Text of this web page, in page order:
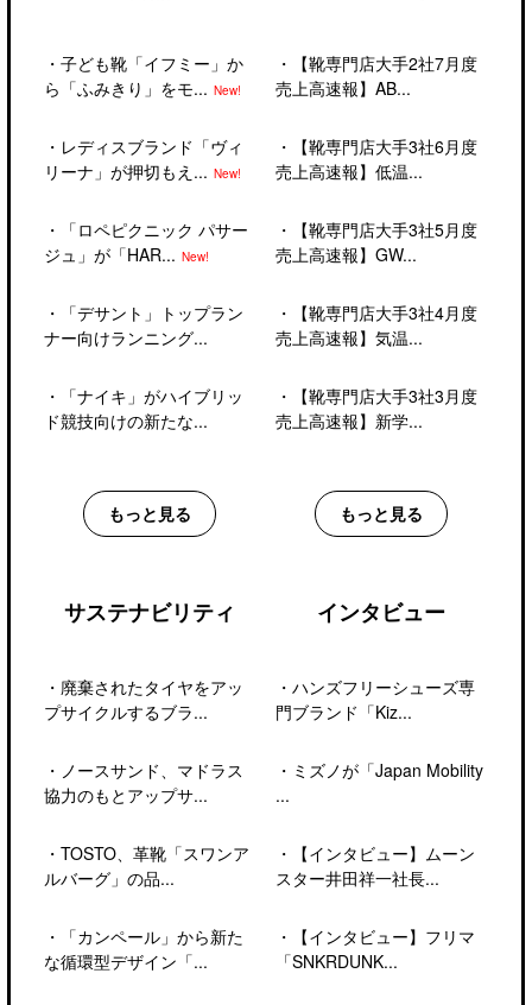
・ 子ども靴「イフミー」か
ら「ふみきり」をモ... New!
・ レディスブランド「ヴィ
リーナ」が押切もえ... New!
・
「ロペピクニック パサー
ジュ」が「HAR... New!
・
「デサント」トップラン
ナー向けランニング...
・
「ナイキ」がハイブリッ
ド競技向けの新たな...
もっと見る
・
【靴専門店大手2社7月度
売上高速報】AB...
・
【靴専門店大手3社6月度
売上高速報】低温...
・
【靴専門店大手3社5月度
売上高速報】GW...
・
【靴専門店大手3社4月度
売上高速報】気温...
・
【靴専門店大手3社3月度
売上高速報】新学...
もっと見る
サステナビリティ
・ 廃棄されたタイヤをアッ
プサイクルするブラ...
・ ノースサンド、マドラス
協力のもとアップサ...
・ TOSTO、革靴「スワンア
ルバーグ」の品...
・
「カンペール」から新た
な循環型デザイン「...
インタビュー
・ ハンズフリーシューズ専
門ブランド「Kiz...
・ ミズノが「Japan Mobility
...
・
【インタビュー】ムーン
スター井田祥一社長...
・
【インタビュー】フリマ
「SNKRDUNK...